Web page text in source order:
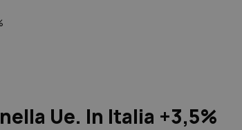
Ue. In Italia +3,5%